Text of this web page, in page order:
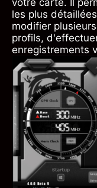
votre carte. Il
les plus
modifier
profils,
enregistrements